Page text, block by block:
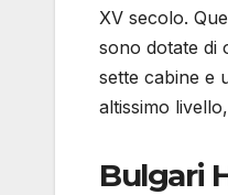
XV secolo.
sono dotate di
sette cabine e
altissimo
Bulgari